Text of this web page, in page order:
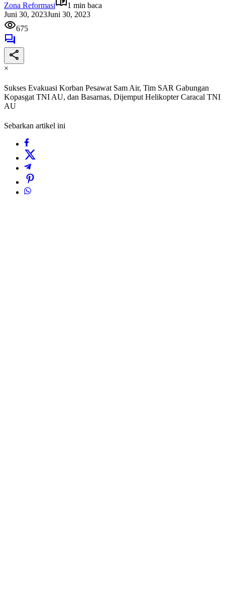
Zona Reformasi
1 min baca
Juni 30, 2023Juni 30, 2023
675
×
Sukses Evakuasi Korban Pesawat Sam Air, Tim SAR Gabungan
Kopasgat TNI AU, dan Basarnas, Dijemput Helikopter Caracal TNI
AU
Sebarkan artikel ini